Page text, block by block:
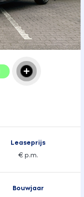
Leaseprijs
€ p.m.
Bouwjaar